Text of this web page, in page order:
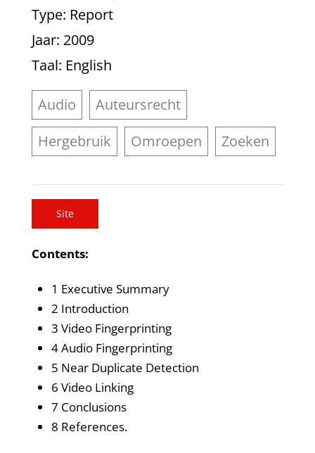
Type: Report
Jaar: 2009
Taal: English
Audio
Auteursrecht
Hergebruik
Omroepen Zoeken
Site
Contents:
1 Executive Summary
2 Introduction
3 Video Fingerprinting
4 Audio Fingerprinting
5 Near Duplicate Detection
6 Video Linking
7 Conclusions
8 References.